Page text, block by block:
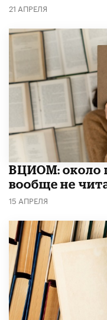
21 АПРЕЛЯ
ВЦИОМ: около
вообще не
15 АПРЕЛЯ